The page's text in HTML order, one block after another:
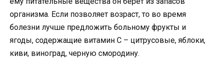
организма. Если позволяет возраст, то во время
болезни лучше предложить больному фрукты и
ягоды, содержащие витамин С – цитрусовые, яблоки,
киви, виноград, черную смородину.